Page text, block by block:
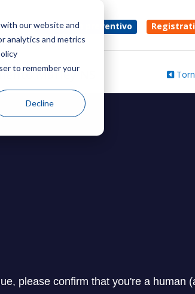
our website and
analytics and metrics
to remember your
Decline
Ottieni un preventivo Registrati
Marley NS